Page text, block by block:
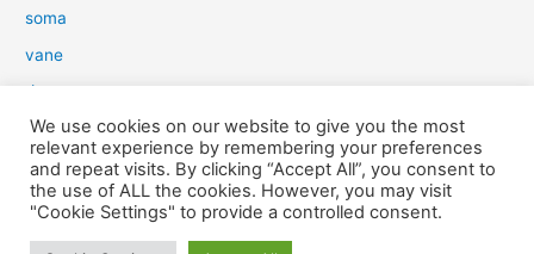
:
soma
vane
dow
slim
aure
light
We use cookies on our website to give you the most
relevant experience by remembering your preferences
and repeat visits. By clicking “Accept All”, you consent to
the use of ALL the cookies. However, you may visit
"Cookie Settings" to provide a controlled consent.